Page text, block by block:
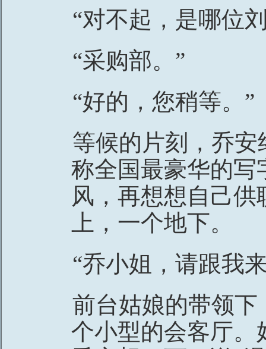
“对不起，是哪位
“采购部。”
“好的，您稍等。”
等候的片刻，乔
称全国最豪华的写
风，再想想自己
上，一个地下。
“乔小姐，请跟我
前台姑娘的带领
个小型的会客厅。